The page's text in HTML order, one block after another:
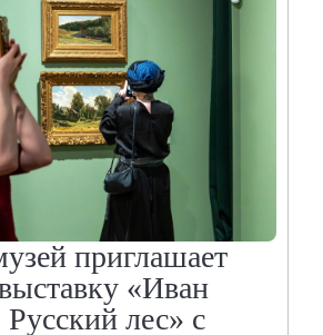
приглашает
«Иван
лес» с